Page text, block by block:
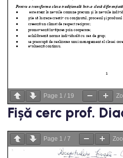
Page 1 / 19
Fișă cerc prof.
Page 1 / 7